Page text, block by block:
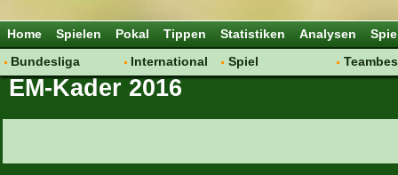
Home Spielen Pokal Tippen Statistiken Analysen
Bundesliga
Hot News
International
Vereine
Spiel
EM-Kader 2016